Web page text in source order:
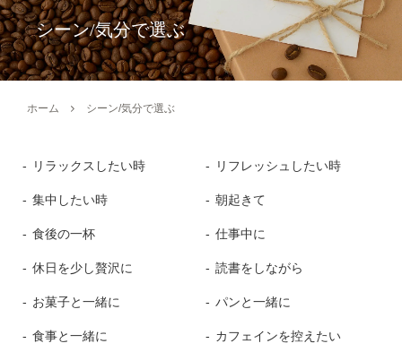
商品を探す
シングルオリジン
ブレンドコーヒー
コーヒーを楽しむ
シーズナリティについて
オーガニックコーヒーへのこだわり
サステイナブルコーヒーについて
定期便
原材料・販売期間一覧
スペシャルティコーヒーとは
ご利用ガイド
シーン/気分で選ぶ
ホーム シーン/気分で選ぶ
リラックスしたい時 リフレッシュしたい時
集中したい時 朝起きて
食後の一杯 仕事中に
休日を少し贅沢に 読書をしながら
お菓子と一緒に パンと一緒に
食事と一緒に カフェインを控えたい